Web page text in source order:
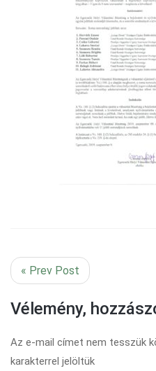
« Prev Post
Vélemény,
Az e-mail címet nem tesszük
karakterrel jelöltük